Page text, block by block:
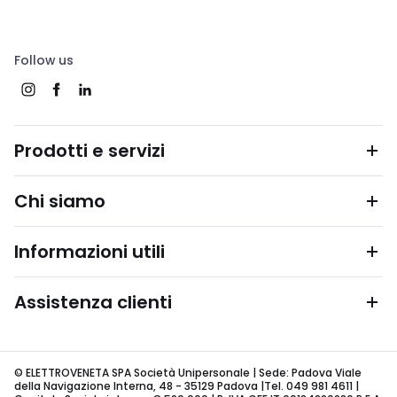
Follow us
Prodotti e servizi
Chi siamo
Informazioni utili
Assistenza clienti
© ELETTROVENETA SPA Società Unipersonale | Sede: Padova Viale
della Navigazione Interna, 48 - 35129 Padova |Tel. 049 981 4611 |